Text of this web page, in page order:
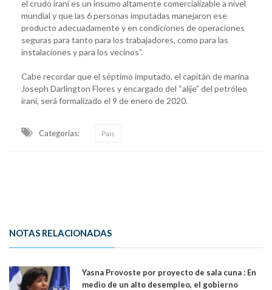
el crudo iraní es un insumo altamente comercializable a nivel
mundial y que las 6 personas imputadas manejaron ese
producto adecuadamente y en condiciones de operaciones
seguras para tanto para los trabajadores, como para las
instalaciones y para los vecinos”.
Cabe recordar que el séptimo imputado, el capitán de marina
Joseph Darlington Flores y encargado del “alije” del petróleo
iraní, será formalizado el 9 de enero de 2020.
Categorias: País
NOTAS RELACIONADAS
Yasna Provoste por proyecto de sala cuna : En
medio de un alto desempleo, el gobierno